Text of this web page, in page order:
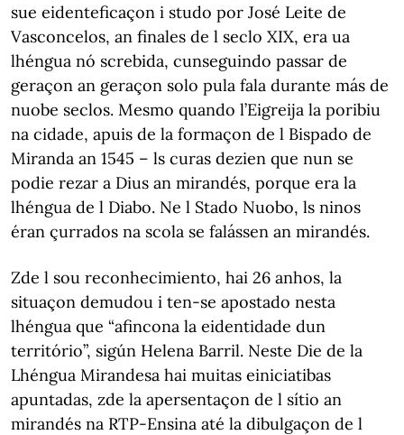
sue eidenteficaçon i studo por José Leite de
Vasconcelos, an finales de l seclo XIX, era ua
lhéngua nó screbida, cunseguindo passar de
geraçon an geraçon solo pula fala durante más de
nuobe seclos. Mesmo quando l’Eigreija la poribiu
na cidade, apuis de la formaçon de l Bispado de
Miranda an 1545 – ls curas dezien que nun se
podie rezar a Dius an mirandés, porque era la
lhéngua de l Diabo. Ne l Stado Nuobo, ls ninos
éran çurrados na scola se falássen an mirandés.
Zde l sou reconhecimiento, hai 26 anhos, la
situaçon demudou i ten-se apostado nesta
lhéngua que “afincona la eidentidade dun
território”, sigún Helena Barril. Neste Die de la
Lhéngua Mirandesa hai muitas einiciatibas
apuntadas, zde la apersentaçon de l sítio an
mirandés na RTP-Ensina até la dibulgaçon de l